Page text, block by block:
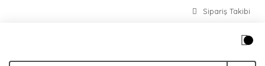
Sipariş Takibi